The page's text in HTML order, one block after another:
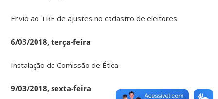
Envio ao TRE de ajustes no cadastro de eleitores
6/03/2018, terça-feira
Instalação da Comissão de Ética
9/03/2018, sexta-feira